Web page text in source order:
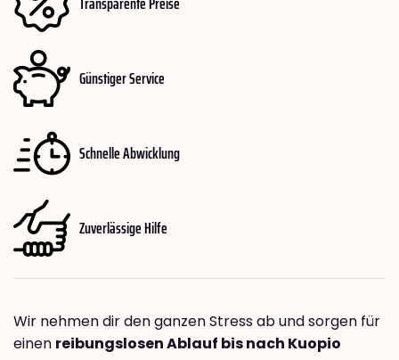
Günstiger Service
Schnelle Abwicklung
Zuverlässige Hilfe
Wir nehmen dir den ganzen Stress ab und sorgen für
einen reibungslosen Ablauf bis nach Kuopio